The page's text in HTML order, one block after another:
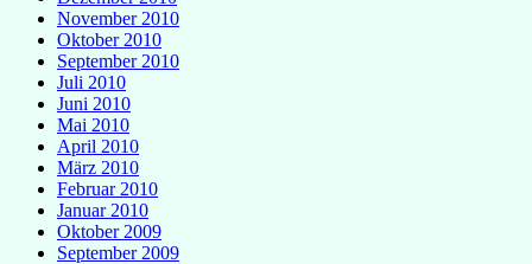
November 2010
Oktober 2010
September 2010
Juli 2010
Juni 2010
Mai 2010
April 2010
März 2010
Februar 2010
Januar 2010
Oktober 2009
September 2009